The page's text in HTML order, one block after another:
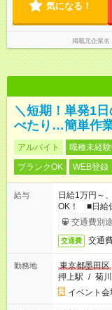
気になる！
掲載元企業名
＼短期！単発1
べたり…簡単作
アルバイト 職種未経
ブランクOK
WEB登録
給与
日給1万円～
OK！ ■日給
交通費別
交通費 交通
勤務地
東京都墨田区
押上駅 / 菊
イベント会